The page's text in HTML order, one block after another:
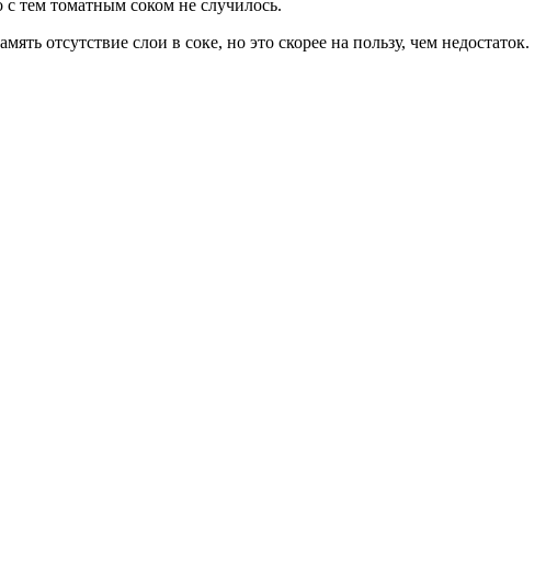
тем томатным соком не случилось.
отсутствие слои в соке, но это скорее на пользу, чем недостаток.